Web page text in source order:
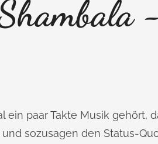
paar Takte Musik gehört,
sozusagen den